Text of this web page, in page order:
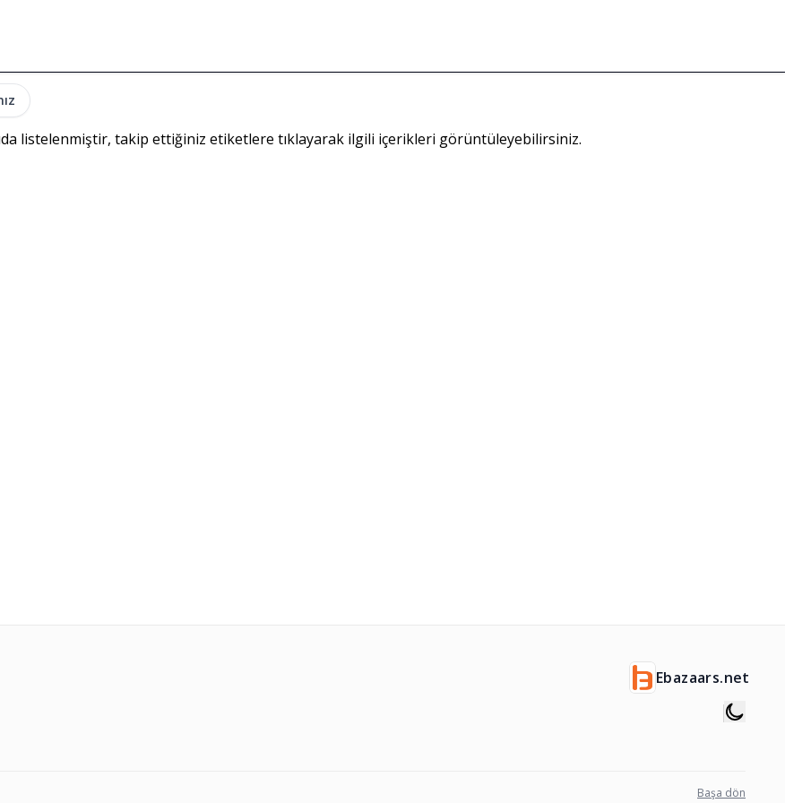
listelenmiştir, takip ettiğiniz etiketlere tıklayarak ilgili içerikleri görüntüleyebilirsiniz.
Ebazaars.net
Başa dön